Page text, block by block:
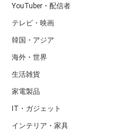
YouTuber・配信者
テレビ・映画
韓国・アジア
海外・世界
生活雑貨
家電製品
IT・ガジェット
インテリア・家具